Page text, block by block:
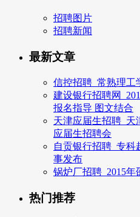
招聘图片
招聘新闻
最新文章
信控招聘_常熟理工
建设银行招聘网
报名指导 图文结合
天津应届生招聘_天
应届生招聘会
自贡银行招聘_专科
事发布
锅炉厂招聘_2015
热门推荐